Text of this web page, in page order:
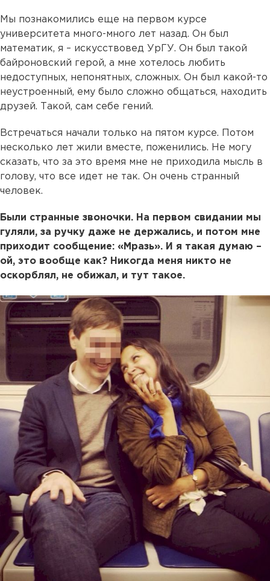
Мы познакомились еще на первом курсе
университета много-много лет назад. Он был
математик, я – искусствовед УрГУ. Он был такой
байроновский герой, а мне хотелось любить
недоступных, непонятных, сложных. Он был какой-то
неустроенный, ему было сложно общаться, находить
друзей. Такой, сам себе гений.
Встречаться начали только на пятом курсе. Потом
несколько лет жили вместе, поженились. Не могу
сказать, что за это время мне не приходила мысль в
голову, что все идет не так. Он очень странный
человек.
Были странные звоночки. На первом свидании мы
гуляли, за ручку даже не держались, и потом мне
приходит сообщение: «Мразь». И я такая думаю –
ой, это вообще как? Никогда меня никто не
оскорблял, не обижал, и тут такое.